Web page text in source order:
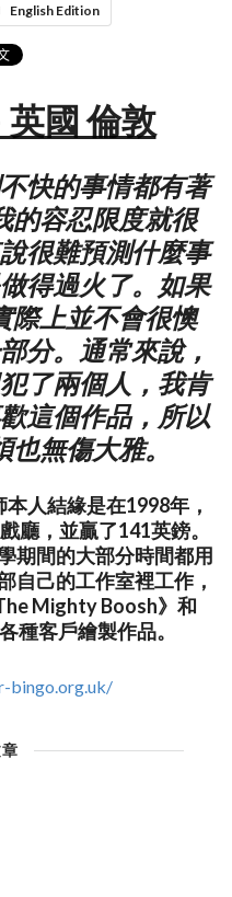
English Edition
國 倫敦
快的事情都有著
的容忍限度就很
很難預測什麼事
得過火了。如果
際上並不會很懊
分。通常來說，
了兩個人，我肯
這個作品，所以
無傷大雅。
人結緣是在1998年，
廳，並贏了141英鎊。
期間的大部分時間都用
自己的工作室裡工作，
Mighty Boosh》和
種客戶繪製作品。
bingo.org.uk/